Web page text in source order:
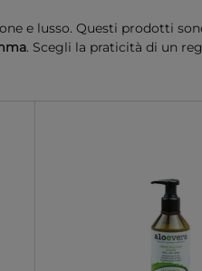
e lusso. Questi prodotti
. Scegli la praticità di un